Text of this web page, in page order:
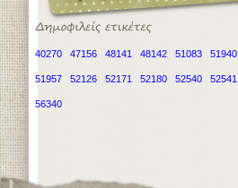
40270 47156 48141 48142 51083 51940
51957 52126 52171 52180 52540 52541
56340